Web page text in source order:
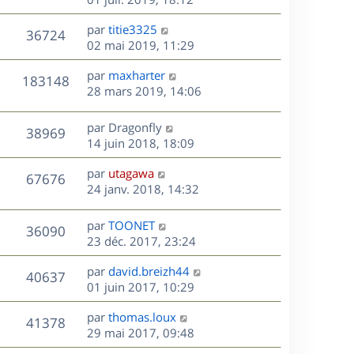
a
g
e
e
s
s
a
g
e
e
r
m
e
s
s
e
u
s
r
n
i
e
r
m
e
s
s
a
g
e
36724V
u
e
D
e
r
n
i
e
r
m
e
s
s
e
par titie3325
02 mai 2019, 11:29
183148V
u
D
e
n
i
e
r
m
s
a
e
par maxharter
28 mars 2019, 14:06
38969V
u
e
D
e
r
n
i
e
r
m
e
s
s
a
g
e
par Dragonfly
14 juin 2018, 18:09
67676V
u
e
D
e
n
i
e
r
m
e
s
s
a
par utagawa
24 janv. 2018, 14:32
36090V
u
s
D
e
r
n
i
e
r
m
e
par TOONET
23 déc. 2017, 23:24
40637V
u
e
D
e
r
n
i
e
par david.breizh44
01 juin 2017, 10:29
41378V
u
D
e
r
par thomas.loux
29 mai 2017, 09:48